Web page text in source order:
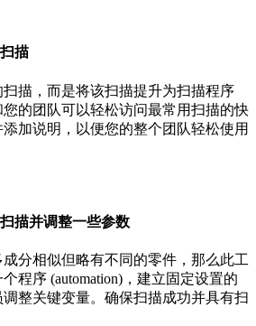
描
描，而是将该扫描提升为扫描程序
您的团队可以轻松访问最常用扫描的快
加说明，以便您的整个团队轻松使用
描并调整一些参数
分相似但略有不同的零件，那么此工
程序 (automation)，建立固定设置的
整关键变量。确保扫描成功并具有扫